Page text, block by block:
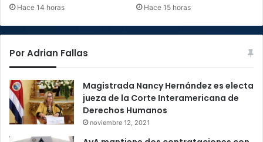
Hace 14 horas Hace 15 horas
Por Adrian Fallas
Magistrada Nancy Hernández es electa
jueza de la Corte Interamericana de
Derechos Humanos
noviembre 12, 2021